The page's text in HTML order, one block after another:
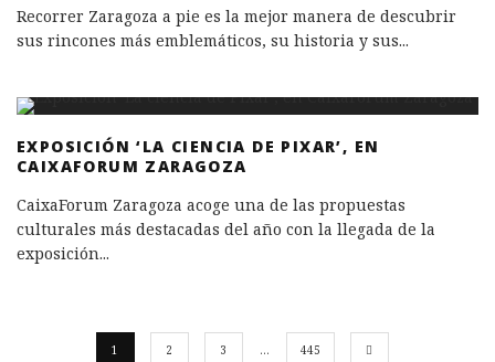
Recorrer Zaragoza a pie es la mejor manera de descubrir
sus rincones más emblemáticos, su historia y sus...
EXPOSICIÓN ‘LA CIENCIA DE PIXAR’, EN
CAIXAFORUM ZARAGOZA
CaixaForum Zaragoza acoge una de las propuestas
culturales más destacadas del año con la llegada de la
exposición...
1 2 3 … 445